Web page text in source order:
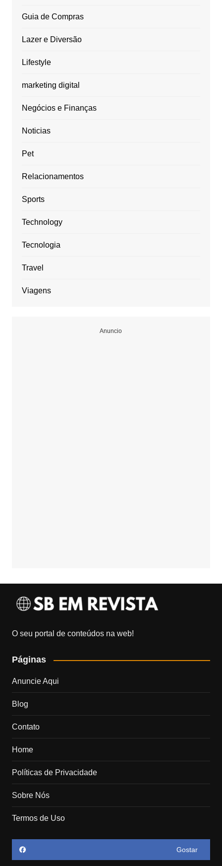
Guia de Compras
Lazer e Diversão
Lifestyle
marketing digital
Negócios e Finanças
Noticias
Pet
Relacionamentos
Sports
Technology
Tecnologia
Travel
Viagens
Anuncio
O seu portal de conteúdos na web!
Páginas
Anuncie Aqui
Blog
Contato
Home
Políticas de Privacidade
Sobre Nós
Termos de Uso
Gostar